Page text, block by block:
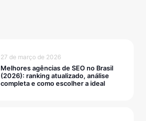
27 de março de 2026
Melhores agências de SEO no Brasil
(2026): ranking atualizado, análise
completa e como escolher a ideal